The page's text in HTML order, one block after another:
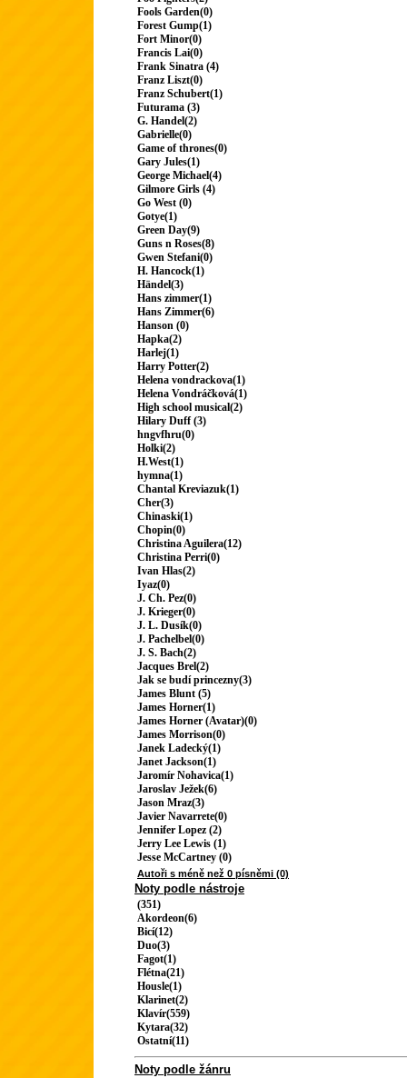
Fools Garden(0)
Forest Gump(1)
Fort Minor(0)
Francis Lai(0)
Frank Sinatra (4)
Franz Liszt(0)
Franz Schubert(1)
Futurama (3)
G. Handel(2)
Gabrielle(0)
Game of thrones(0)
Gary Jules(1)
George Michael(4)
Gilmore Girls (4)
Go West (0)
Gotye(1)
Green Day(9)
Guns n Roses(8)
Gwen Stefani(0)
H. Hancock(1)
Händel(3)
Hans zimmer(1)
Hans Zimmer(6)
Hanson (0)
Hapka(2)
Harlej(1)
Harry Potter(2)
Helena vondrackova(1)
Helena Vondráčková(1)
High school musical(2)
Hilary Duff (3)
hngvfhru(0)
Holki(2)
H.West(1)
hymna(1)
Chantal Kreviazuk(1)
Cher(3)
Chinaski(1)
Chopin(0)
Christina Aguilera(12)
Christina Perri(0)
Ivan Hlas(2)
Iyaz(0)
J. Ch. Pez(0)
J. Krieger(0)
J. L. Dusík(0)
J. Pachelbel(0)
J. S. Bach(2)
Jacques Brel(2)
Jak se budí princezny(3)
James Blunt (5)
James Horner(1)
James Horner (Avatar)(0)
James Morrison(0)
Janek Ladecký(1)
Janet Jackson(1)
Jaromír Nohavica(1)
Jaroslav Ježek(6)
Jason Mraz(3)
Javier Navarrete(0)
Jennifer Lopez (2)
Jerry Lee Lewis (1)
Jesse McCartney (0)
Autoři s méně než 0 písněmi (0)
Noty podle nástroje
(351)
Akordeon(6)
Bicí(12)
Duo(3)
Fagot(1)
Flétna(21)
Housle(1)
Klarinet(2)
Klavír(559)
Kytara(32)
Ostatní(11)
Noty podle žánru